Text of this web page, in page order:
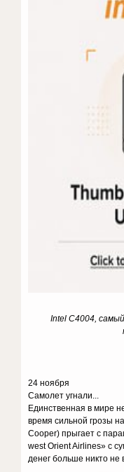
IntelC4004,
24 ноября
Самолет угнали...
Единственная в мире
время сильной грозы
Cooper) прыгает с
west Orient Airlines» с
денег больше никто не